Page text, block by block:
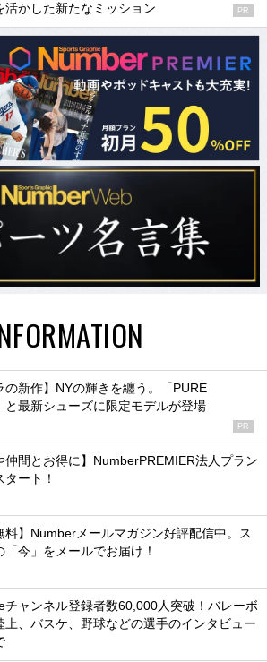
活かした新たなミッション
PR
の新作】NYの輝きを纏う。「PURE
と最新シューズに限定モデルが登場
PR
仲間とお得に】NumberPREMIER法人プラン
ート！
料】Numberメールマガジン好評配信中。ス
「今」をメールでお届け！
チャンネル登録者数60,000人突破！バレーボ
上、バスケ、野球などの選手のインタビュー